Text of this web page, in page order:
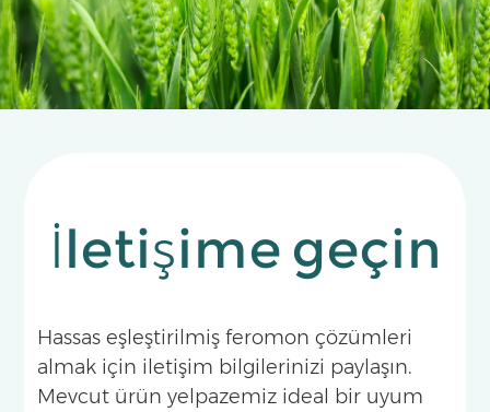
İletişime geçin
Hassas eşleştirilmiş feromon çözümleri
almak için iletişim bilgilerinizi paylaşın.
Mevcut ürün yelpazemiz ideal bir uyum